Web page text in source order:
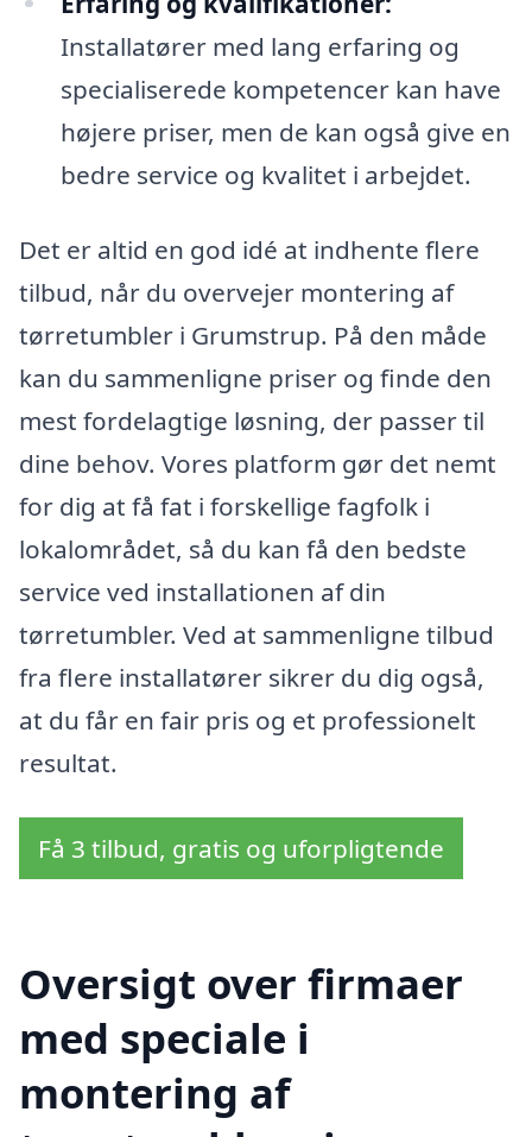
Installatører med lang erfaring og
specialiserede kompetencer kan have
højere priser, men de kan også give en
bedre service og kvalitet i arbejdet.
Det er altid en god idé at indhente flere
tilbud, når du overvejer montering af
tørretumbler i Grumstrup. På den måde
kan du sammenligne priser og finde den
mest fordelagtige løsning, der passer til
dine behov. Vores platform gør det nemt
for dig at få fat i forskellige fagfolk i
lokalområdet, så du kan få den bedste
service ved installationen af din
tørretumbler. Ved at sammenligne tilbud
fra flere installatører sikrer du dig også,
at du får en fair pris og et professionelt
resultat.
Få 3 tilbud, gratis og uforpligtende
Oversigt over firmaer
med speciale i
montering af